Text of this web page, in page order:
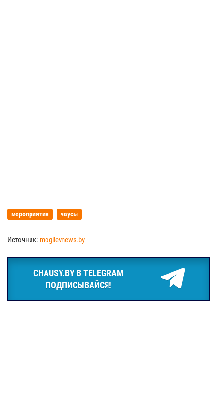
мероприятия чаусы
Источник: mogilevnews.by
CHAUSY.BY В TELEGRAM
ПОДПИСЫВАЙСЯ!